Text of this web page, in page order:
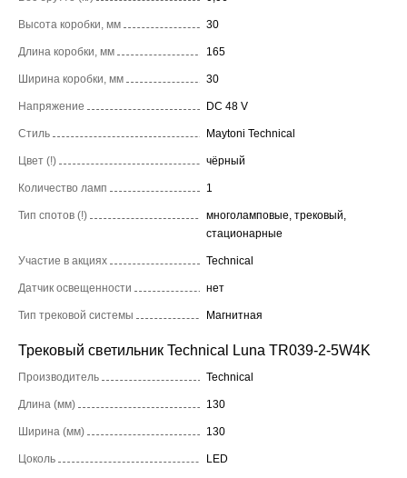
Высота коробки, мм 30
Длина коробки, мм 165
Ширина коробки, мм 30
Напряжение DC 48 V
Стиль Maytoni Technical
Цвет (!) чёрный
Количество ламп 1
Тип спотов (!)
многоламповые, трековый,
стационарные
Участие в акциях Technical
Датчик освещенности нет
Тип трековой системы Магнитная
Трековый светильник Technical Luna TR039-2-5W4K
Производитель Technical
Длина (мм) 130
Ширина (мм) 130
Цоколь LED